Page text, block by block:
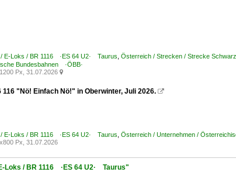
E-Loks / BR 1116 ·ES 64 U2· Taurus Österreich / Strecken / Strecke
Bundesbahnen ·ÖBB·
Px, 31.07.2026 
116 "Nö! Einfach Nö!" in Oberwinter, Juli 2026. 
E-Loks / BR 1116 ·ES 64 U2· Taurus Österreich / Unternehmen /
Px, 31.07.2026
Loks / BR 1116 ·ES 64 U2· Taurus"